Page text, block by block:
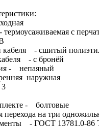
с
кабеля - сшитый
- с бронёй
- непаяный
наружная
- болтовые
на три
- ГОСТ 13781.0-86